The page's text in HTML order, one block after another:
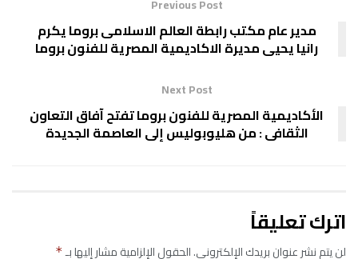
Previous Post
مدير عام مكتب رابطة العالم الاسلامى بروما يكرم
رانيا يحيى مديرة الاكاديمية المصرية للفنون بروما
Next Post
الأكاديمية المصرية للفنون بروما تفتح آفاق التعاون
الثقافى : من هليوبوليس إلى العاصمة الجديدة
اترك تعليقاً
لن يتم نشر عنوان بريدك الإلكتروني.الحقول الإلزامية مشار إليها بـ*